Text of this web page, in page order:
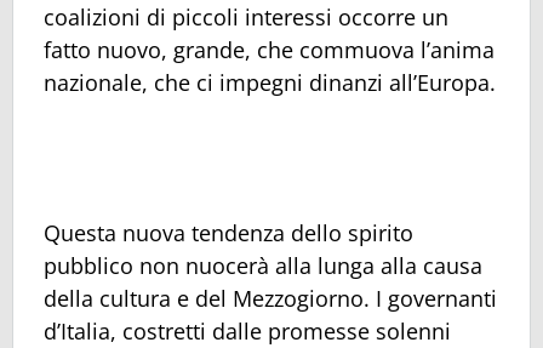
coalizioni di piccoli interessi occorre un
fatto nuovo, grande, che commuova l’anima
nazionale, che ci impegni dinanzi all’Europa.
Questa nuova tendenza dello spirito
pubblico non nuocerà alla lunga alla causa
della cultura e del Mezzogiorno. I governanti
d’Italia, costretti dalle promesse solenni